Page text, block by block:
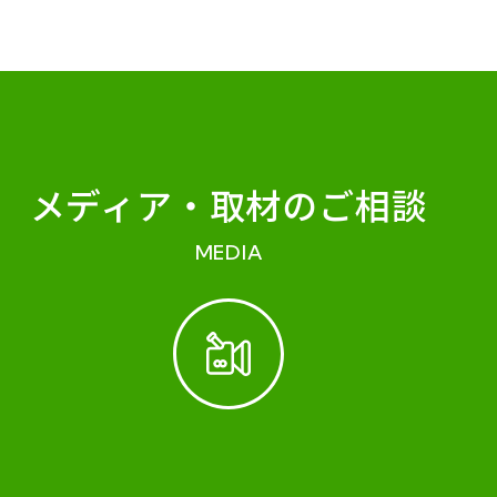
メディア・ 取材のご相談
MEDIA